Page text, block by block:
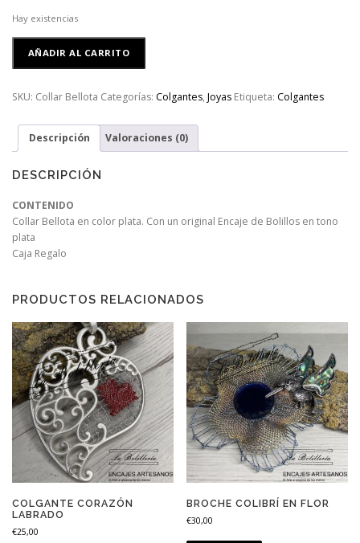
Hay existencias
Bellota
AÑADIR AL CARRITO
SKU: Collar Bellota Categorías: Colgantes, Joyas Etiqueta: Colgantes
Descripción Valoraciones (0)
DESCRIPCIÓN
CONTENIDO
Collar Bellota en color plata. Con un original Encaje de Bolillos en tono
plata
Caja Regalo
PRODUCTOS RELACIONADOS
COLGANTE CORAZÓN
LABRADO
€25,00
BROCHE COLIBRÍ EN FLOR
€30,00